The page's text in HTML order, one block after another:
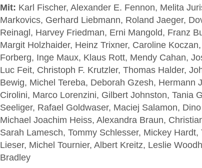
Mit: Karl Fischer, Alexander E. Fennon, Melita
Markovics, Gerhard Liebmann, Roland Jaeger,
Reinagl , Harvey Friedman, Erni Mangold, Franz
Margit Holzhaider, Heinz Trixner, Caroline Koczan,
Forberg, Inge Maux, Klaus Rott, Mendy Cahan,
Luc Feit, Christoph F. Krutzler, Thomas Halder,
Bewig, Michel Tereba, Deborah Gzesh, Hermann
Cirolini, Marco Lorenzini, Gilbert Johnston, Tania
Seeliger, Rafael Goldwaser, Maciej Salamon,
Michael Joachim Heiss, Alexandra Braun,
Sarah Lamesch, Tommy Schlesser, Mickey Hardt,
Lieser, Michel Tournier, Albert Kreitz, Leslie
Bradley